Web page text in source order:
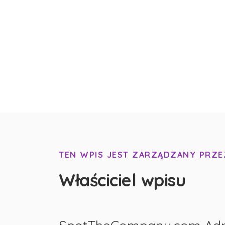
TEN WPIS JEST ZARZĄDZANY
Właściciel wpisu